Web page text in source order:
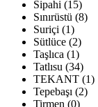
Sipahi (15)
Sınırüstü (8)
Suriçi (1)
Sütlüce (2)
Taşlıca (1)
Tatlısu (34)
TEKANT (1)
Tepebaşı (2)
Tirmen (0)